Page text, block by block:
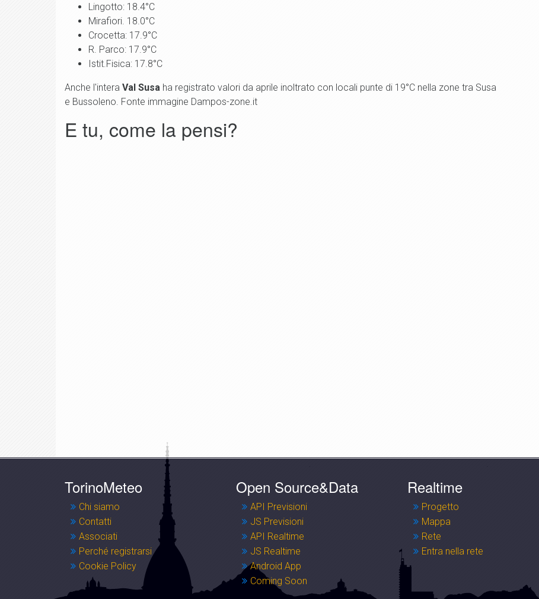
Lingotto: 18.4°C
Mirafiori. 18.0°C
Crocetta: 17.9°C
R. Parco: 17.9°C
Istit.Fisica: 17.8°C
Anche l'intera Val Susa ha registrato valori da aprile inoltrato con locali punte di 19°C nella zone tra Susa
e Bussoleno. Fonte immagine Dampos-zone.it
E tu, come la pensi?
TorinoMeteo
Chi siamo
Contatti
Associati
Perché registrarsi
Cookie Policy
Open Source&Data
API Previsioni
JS Previsioni
API Realtime
JS Realtime
Android App
Coming Soon
Realtime
Progetto
Mappa
Rete
Entra nella rete